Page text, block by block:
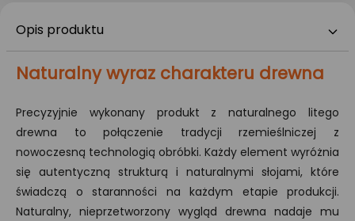
Opis produktu
Naturalny wyraz charakteru drewna
Precyzyjnie wykonany produkt z naturalnego litego
drewna to połączenie tradycji rzemieślniczej z
nowoczesną technologią obróbki. Każdy element wyróżnia
się autentyczną strukturą i naturalnymi słojami, które
świadczą o staranności na każdym etapie produkcji.
Naturalny, nieprzetworzony wygląd drewna nadaje mu